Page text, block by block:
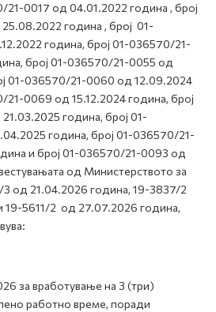
21-0017 од 04.01.2022 година , број
година , број 01-
година, број 01-036570/21-
број 01-036570/21-0055 од
01-036570/21-0060 од 12.09.2024
21-0069 од 15.12.2024 година, број
година, број 01-
година, број 01-036570/21-
и број 01-036570/21-0093 од
од Министерството за
од 21.04.2026 година, 19-3837/2
19-5611/2 од 27.07.2026 година,
за вработување на 3 (три)
работно време, поради